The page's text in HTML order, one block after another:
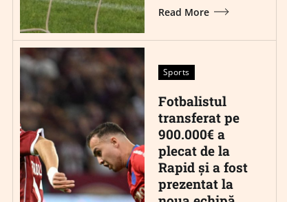
Read More
Sports
Fotbalistul
transferat pe
900.000€ a
plecat de la
Rapid și a fost
prezentat la